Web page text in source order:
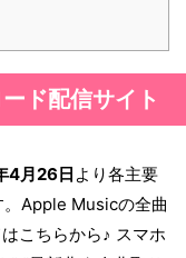
ド配信サイト
4月26日 より各主要
Apple Musicの全曲
こちらから♪ スマホ